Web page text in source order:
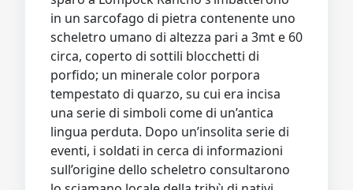
in un sarcofago di pietra contenente uno
scheletro umano di altezza pari a 3mt e 60
circa, coperto di sottili blocchetti di
porfido; un minerale color porpora
tempestato di quarzo, su cui era incisa
una serie di simboli come di un’antica
lingua perduta. Dopo un’insolita serie di
eventi, i soldati in cerca di informazioni
sull’origine dello scheletro consultarono